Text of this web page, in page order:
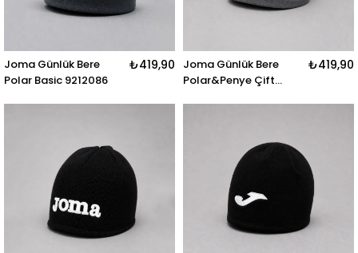
Joma Günlük Bere
Polar Basic 9212086
₺419,90
Joma Günlük Bere
Polar&Penye Çift
₺419,90